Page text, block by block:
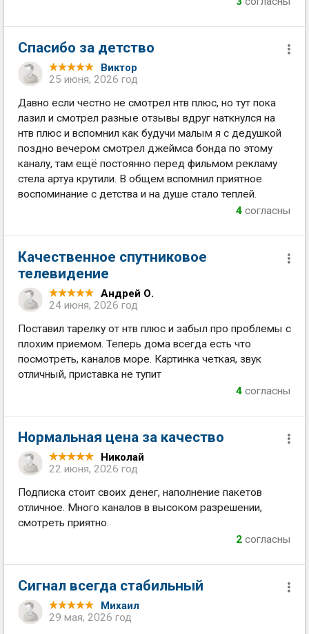
Спасибо за детство
Виктор
25 июня, 2026 год
Давно если честно не смотрел нтв плюс, но тут пока
лазил и смотрел разные отзывы вдруг наткнулся на
нтв плюс и вспомнил как будучи малым я с дедушкой
поздно вечером смотрел джеймса бонда по этому
каналу, там ещё постоянно перед фильмом рекламу
стела артуа крутили. В общем вспомнил приятное
воспоминание с детства и на душе стало теплей.
4 согласны
Качественное спутниковое
телевидение
Андрей О.
24 июня, 2026 год
Поставил тарелку от нтв плюс и забыл про проблемы с
плохим приемом. Теперь дома всегда есть что
посмотреть, каналов море. Картинка четкая, звук
отличный, приставка не тупит
4 согласны
Нормальная цена за качество
Николай
22 июня, 2026 год
Подписка стоит своих денег, наполнение пакетов
отличное. Много каналов в высоком разрешении,
смотреть приятно.
2 согласны
Сигнал всегда стабильный
Михаил
29 мая, 2026 год